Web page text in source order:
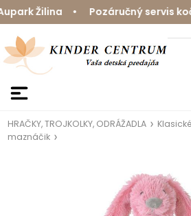
Žilina • Pozáručný
HRAČKY, TROJKOLKY, ODRÁŽADLA
maznáčik